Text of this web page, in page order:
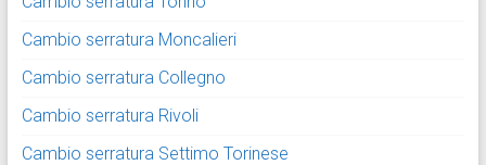
Cambio serratura Moncalieri
Cambio serratura Collegno
Cambio serratura Rivoli
Cambio serratura Settimo Torinese